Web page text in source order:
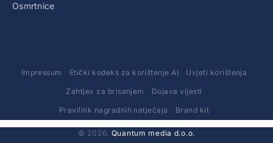
Osmrtnice
Impressum Etički kodeks za korištenje AI Uvjeti korištenja
Zahtjev za brisanjem Dojava vijesti
Pravilnik nagradnih natječaja Brand kit
© 2026. Quantum media d.o.o.